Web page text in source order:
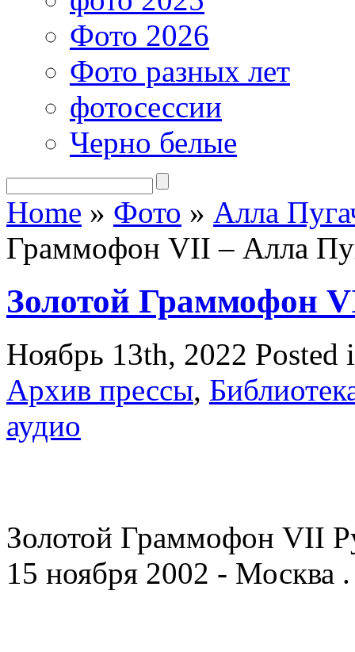
Фото 2026
Фото разных лет
фотосессии
Черно белые
Home » Фото » Алла
Граммофон VII – Алла
Золотой Граммофон
Ноябрь 13th, 2022 Posted
Архив прессы,
аудио
Золотой Граммофон VII
15 ноября 2002 - Москва